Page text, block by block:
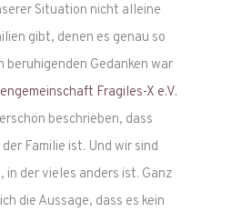
Situation nicht alleine
gibt, denen es genau so
beruhigenden Gedanken war
Fragiles-X e.V.
beschrieben, dass
Familie ist. Und wir sind
in der vieles anders ist. Ganz
die Aussage, dass es kein